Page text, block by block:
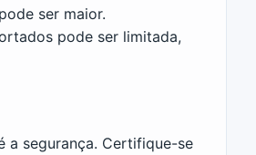
ser maior.
pode ser limitada,
a segurança. Certifique-se